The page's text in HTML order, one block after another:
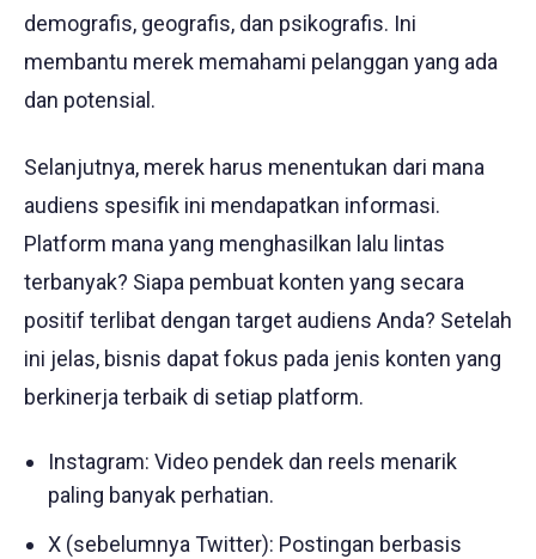
demografis, geografis, dan psikografis. Ini
membantu merek memahami pelanggan yang ada
dan potensial.
Selanjutnya, merek harus menentukan dari mana
audiens spesifik ini mendapatkan informasi.
Platform mana yang menghasilkan lalu lintas
terbanyak? Siapa pembuat konten yang secara
positif terlibat dengan target audiens Anda? Setelah
ini jelas, bisnis dapat fokus pada jenis konten yang
berkinerja terbaik di setiap platform.
Instagram: Video pendek dan reels menarik
paling banyak perhatian.
X (sebelumnya Twitter): Postingan berbasis